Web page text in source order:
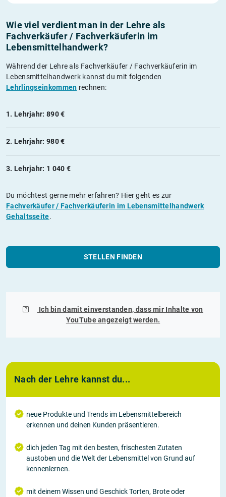
Wie viel verdient man in der Lehre als
Fachverkäufer / Fachverkäuferin im
Lebensmittelhandwerk?
Während der Lehre als Fachverkäufer / Fachverkäuferin im
Lebensmittelhandwerk kannst du mit folgenden
Lehrlingseinkommen rechnen:
1. Lehrjahr: 890 €
2. Lehrjahr: 980 €
3. Lehrjahr: 1 040 €
Du möchtest gerne mehr erfahren? Hier geht es zur
Fachverkäufer / Fachverkäuferin im Lebensmittelhandwerk
Gehaltsseite.
STELLEN FINDEN
Ich bin damit einverstanden, dass mir Inhalte von
YouTubeangezeigt werden.
Nach der Lehre kannst du...
neue Produkte und Trends im Lebensmittelbereich
erkennen und deinen Kunden präsentieren.
dich jeden Tag mit den besten, frischesten Zutaten
austoben und die Welt der Lebensmittel von Grund auf
kennenlernen.
mit deinem Wissen und Geschick Torten, Brote oder